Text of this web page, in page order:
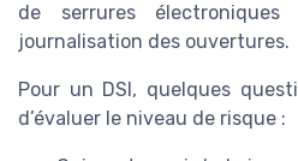
de serrures
journalisation des ouvertures.
Pour un DSI, quelques
d’évaluer le niveau de risque :